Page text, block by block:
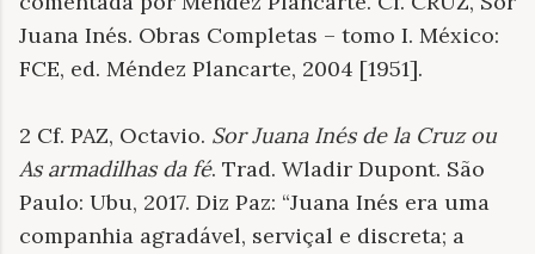
Juana Inés. Obras Completas – tomo I. México:
FCE, ed. Méndez Plancarte, 2004 [1951].
2 Cf. PAZ, Octavio. Sor Juana Inés de la Cruz ou
As armadilhas da fé. Trad. Wladir Dupont. São
Paulo: Ubu, 2017. Diz Paz: “Juana Inés era uma
companhia agradável, serviçal e discreta; a